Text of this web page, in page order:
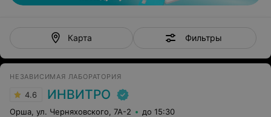
Карта Фильтры
НЕЗАВИСИМАЯ ЛАБОРАТОРИЯ
4.6 ИНВИТРО
Орша, ул. Черняховского, 7А-2 до 15:30